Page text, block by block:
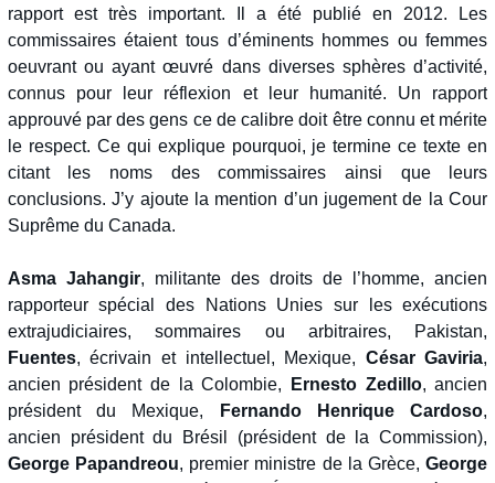
rapport est très important. Il a été publié en 2012. Les
commissaires étaient tous d’éminents hommes ou femmes
oeuvrant ou ayant œuvré dans diverses sphères d’activité,
connus pour leur réflexion et leur humanité. Un rapport
approuvé par des gens ce de calibre doit être connu et mérite
le respect. Ce qui explique pourquoi, je termine ce texte en
citant les noms des commissaires ainsi que leurs
conclusions. J’y ajoute la mention d’un jugement de la Cour
Suprême du Canada.
Asma Jahangir, militante des droits de l’homme, ancien
rapporteur spécial des Nations Unies sur les exécutions
extrajudiciaires, sommaires ou arbitraires, Pakistan,
Fuentes, écrivain et intellectuel, Mexique, César Gaviria,
ancien président de la Colombie,
Ernesto Zedillo, ancien
président du Mexique, Fernando Henrique Cardoso,
ancien président du Brésil (président de la Commission),
George Papandreou, premier ministre de la Grèce, George